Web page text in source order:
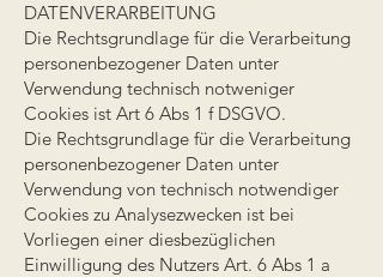
DATENVERARBEITUNG
Die Rechtsgrundlage für die Verarbeitung
personenbezogener Daten unter
Verwendung technisch notweniger
Cookies ist Art 6 Abs 1 f DSGVO.
Die Rechtsgrundlage für die Verarbeitung
personenbezogener Daten unter
Verwendung von technisch notwendiger
Cookies zu Analysezwecken ist bei
Vorliegen einer diesbezüglichen
Einwilligung des Nutzers Art. 6 Abs 1 a